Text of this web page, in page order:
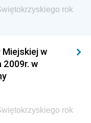
i Głównego
Dziedzictwa
Funduszy i
Pracy i
rok
Miejskiej w
w
rok